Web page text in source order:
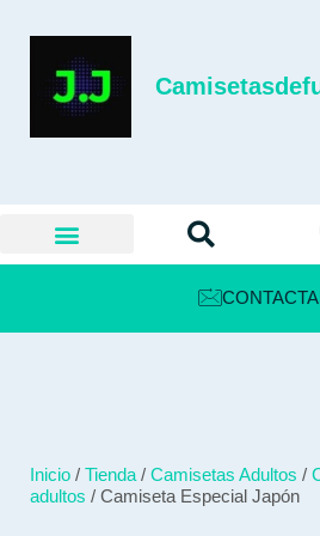
Inicio / Tienda / Camisetas Adultos /
adultos / Camiseta Especial Japón